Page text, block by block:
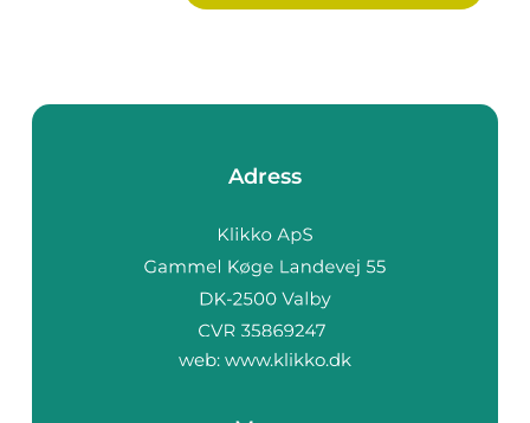
Adress
web: www.klikko.dk